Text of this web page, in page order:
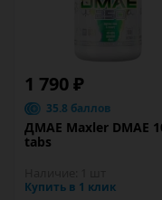
1 790 ₽
35.8 баллов
ДМАЕ Maxler DMAE
tabs
Купить в 1 клик